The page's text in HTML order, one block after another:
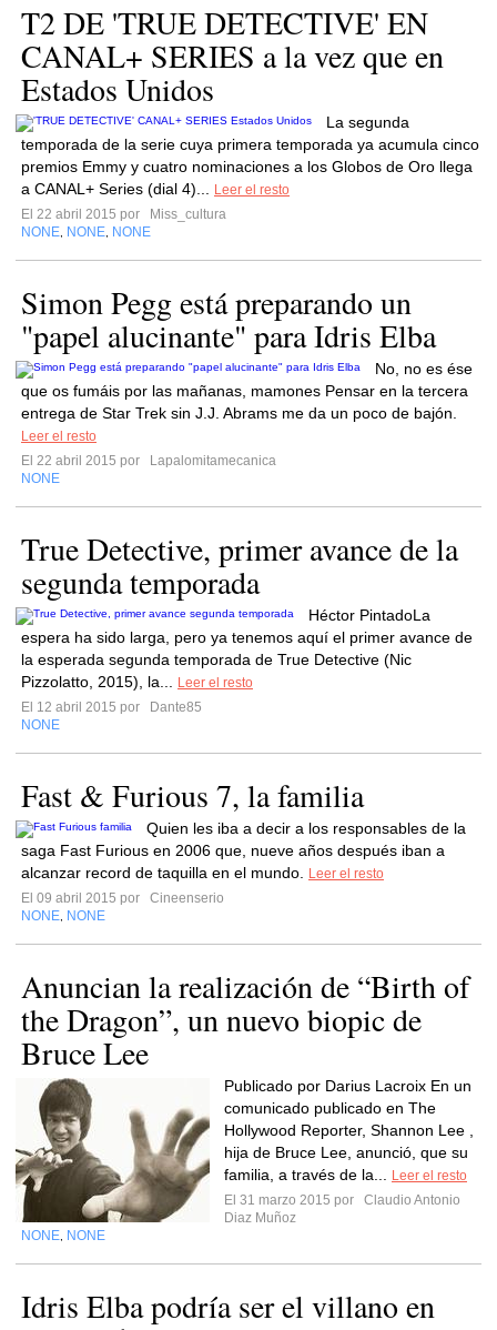
T2 DE 'TRUE DETECTIVE' EN
CANAL+ SERIES a la vez que en
Estados Unidos
La segunda
temporada de la serie cuya primera temporada ya acumula cinco
premios Emmy y cuatro nominaciones a los Globos de Oro llega
a CANAL+ Series (dial 4)...
Leer el resto
El 22 abril 2015 por
Miss_cultura
NONE NONE NONE
Simon Pegg está preparando un
"papel alucinante" para Idris Elba
No, no es ése
que os fumáis por las mañanas, mamones Pensar en la tercera
entrega de Star Trek sin J.J. Abrams me da un poco de bajón.
Leer el resto
El 22 abril 2015 por
Lapalomitamecanica
NONE
True Detective, primer avance de la
segunda temporada
Héctor PintadoLa
espera ha sido larga, pero ya tenemos aquí el primer avance de
la esperada segunda temporada de True Detective (Nic
Pizzolatto, 2015), la...
Leer el resto
El 12 abril 2015 por
Dante85
NONE
Fast & Furious 7, la familia
Quien les iba a decir a los responsables de la
saga Fast Furious en 2006 que, nueve años después iban a
alcanzar record de taquilla en el mundo.
Leer el resto
El 09 abril 2015 por
Cineenserio
NONE NONE
Anuncian la realización de “Birth of
the Dragon”, un nuevo biopic de
Bruce Lee
Publicado por Darius Lacroix En un
comunicado publicado en The
Hollywood Reporter, Shannon Lee ,
hija de Bruce Lee, anunció, que su
familia, a través de la...
Leer el resto
El 31 marzo 2015 por
Claudio Antonio
Diaz Muñoz
NONE NONE
Idris Elba podría ser el villano en